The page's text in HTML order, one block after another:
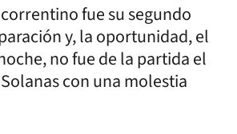
fue su segundo
y, la oportunidad, el
no fue de la partida el
con una molestia